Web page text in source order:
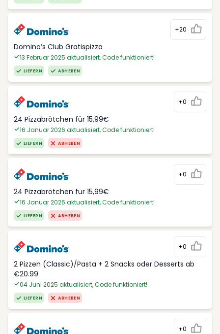
+20
Domino’s Club Gratispizza
13 Februar 2025 aktualisiert, Code funktioniert!
LIEFERN ABHEBEN
+0
24 Pizzabrötchen für 15,99€
16 Januar 2026 aktualisiert, Code funktioniert!
LIEFERN ABHEBEN
+0
24 Pizzabrötchen für 15,99€
16 Januar 2026 aktualisiert, Code funktioniert!
LIEFERN ABHEBEN
+0
2 Pizzen (Classic)/Pasta + 2 Snacks oder Desserts ab
€20.99
04 Juni 2025 aktualisiert, Code funktioniert!
LIEFERN ABHEBEN
+0